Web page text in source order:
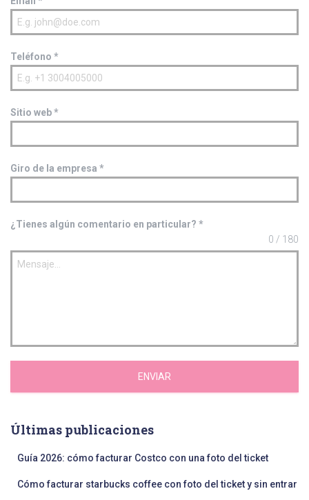
Teléfono *
Sitio web*
Giro de la empresa *
¿Tienes algún comentario en particular? *
0 / 180
ENVIAR
Últimas publicaciones
Guía 2026: cómo facturar Costco con una foto del ticket
Cómo facturar starbucks coffee con foto del ticket y sin entrar